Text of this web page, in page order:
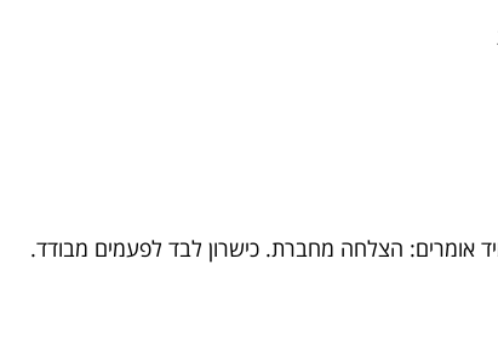
אומרים: הצלחה מחברת. כישרון לבד לפעמים מבודד.